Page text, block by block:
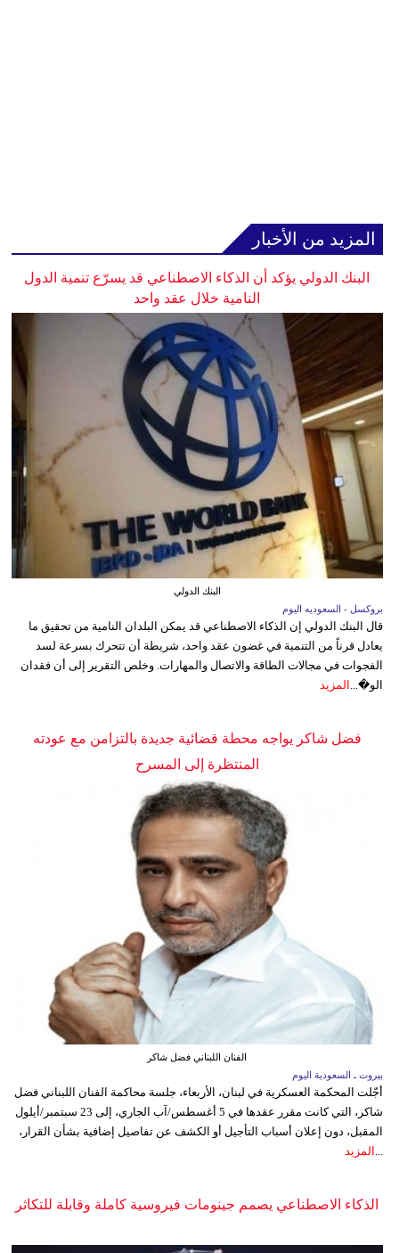
المزيد من الأخبار
البنك الدولي يؤكد أن الذكاء الاصطناعي قد يسرّع تنمية الدول
النامية خلال عقد واحد
البنك الدولي
بروكسل - السعوديه اليوم
قال البنك الدولي إن الذكاء الاصطناعي قد يمكن البلدان النامية من تحقيق ما
يعادل قرناً من التنمية في غضون عقد واحد، شريطة أن تتحرك بسرعة لسد
الفجوات في مجالات الطاقة والاتصال والمهارات. وخلص التقرير إلى أن فقدان
الو�...
المزيد
فضل شاكر يواجه محطة قضائية جديدة بالتزامن مع عودته
المنتظرة إلى المسرح
الفنان اللبناني فضل شاكر
بيروت ـ السعودية اليوم
أجّلت المحكمة العسكرية في لبنان، الأربعاء، جلسة محاكمة الفنان اللبناني فضل
شاكر، التي كانت مقرر عقدها في 5 أغسطس/آب الجاري، إلى 23 سبتمبر/أيلول
المقبل، دون إعلان أسباب التأجيل أو الكشف عن تفاصيل إضافية بشأن القرار،
المزيد
الذكاء الاصطناعي يصمم جينومات فيروسية كاملة وقابلة للتكاثر